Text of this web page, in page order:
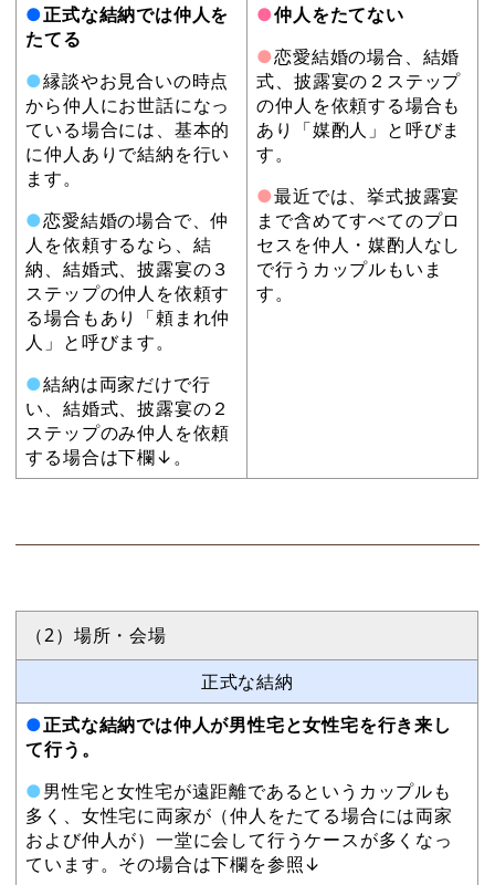
●正式な結納では仲人を
たてる
●縁談やお見合いの時点
から仲人にお世話になっ
ている場合には、基本的
に仲人ありで結納を行い
ます。
●恋愛結婚の場合で、仲
人を依頼するなら、結
納、結婚式、披露宴の３
ステップの仲人を依頼す
る場合もあり「頼まれ仲
人」と呼びます。
●結納は両家だけで行
い、結婚式、披露宴の２
ステップのみ仲人を依頼
する場合は下欄↓。
●仲人をたてない
●恋愛結婚の場合、結婚
式、披露宴の２ステップ
の仲人を依頼する場合も
あり「媒酌人」と呼びま
す。
●最近では、挙式披露宴
まで含めてすべてのプロ
セスを仲人・媒酌人なし
で行うカップルもいま
す。
（2）場所・会場
正式な結納
●正式な結納では仲人が男性宅と女性宅を行き来し
て行う。
●男性宅と女性宅が遠距離であるというカップルも
多く、女性宅に両家が（仲人をたてる場合には両家
および仲人が）一堂に会して行うケースが多くなっ
ています。その場合は下欄を参照↓